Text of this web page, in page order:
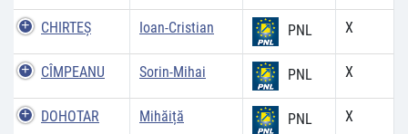
CHIRTEŞ Ioan-Cristian PNL X
CÎMPEANU Sorin-Mihai PNL X
DOHOTAR Mihăiță PNL X